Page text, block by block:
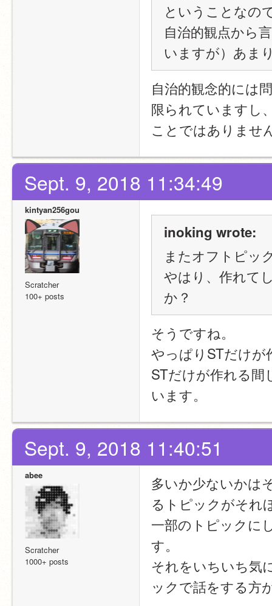
ということなの
自治的観点から
いますが）あま
自治的観念的には
限られていますし
ことではありませ
Sept. 9, 2018 11:34:49
kintyan256gou
Scratcher
100+ posts
inoking wrote:
またオフトピッ
やはり、作れて
か？
そうですね。
やっぱりSTだけ
STだけが作れる間
います。
Sept. 9, 2018 11:40:51
abee
Scratcher
1000+ posts
多いか少ないかは
るトピックがそれ
一部のトピックに
す。
それをいちいち気
ックで話をする方